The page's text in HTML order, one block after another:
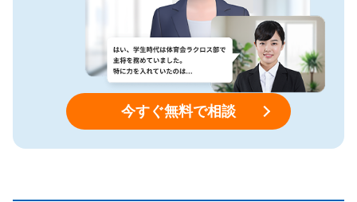
今すぐ無料で相談